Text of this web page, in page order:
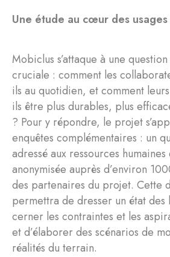
Une étude au cœur des
Mobiclus s’attaque à une
cruciale : comment les
ils au quotidien, et comment
ils être plus durables, plus
? Pour y répondre, le projet
enquêtes complémentaires : un
adressé aux ressources
anonymisée auprès d’environ
des partenaires du projet. Cette
permettra de dresser un état
cerner les contraintes et les
et d’élaborer des scénarios de
réalités du terrain.